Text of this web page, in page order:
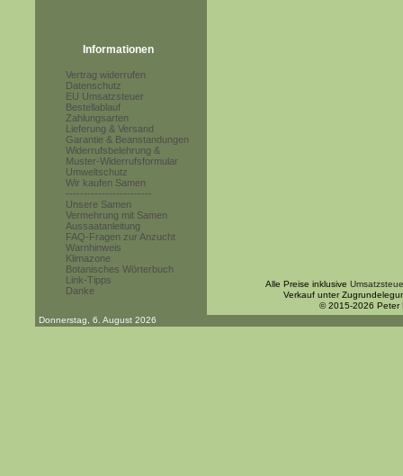
Informationen
Vertrag widerrufen
Datenschutz
EU Umsatzsteuer
Bestellablauf
Zahlungsarten
Lieferung & Versand
Garantie & Beanstandungen
Widerrufsbelehrung &
Muster-Widerrufsformular
Umweltschutz
Wir kaufen Samen
------------------------
Unsere Samen
Vermehrung mit Samen
Aussaatanleitung
FAQ-Fragen zur Anzucht
Warnhinweis
Klimazone
Botanisches Wörterbuch
Link-Tipps
Danke
Alle Preise inklusive
Verkauf unter
© 2015-2026 Peter
Donnerstag, 6. August 2026